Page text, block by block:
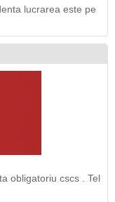
lucrarea este pe
obligatoriu cscs . Tel